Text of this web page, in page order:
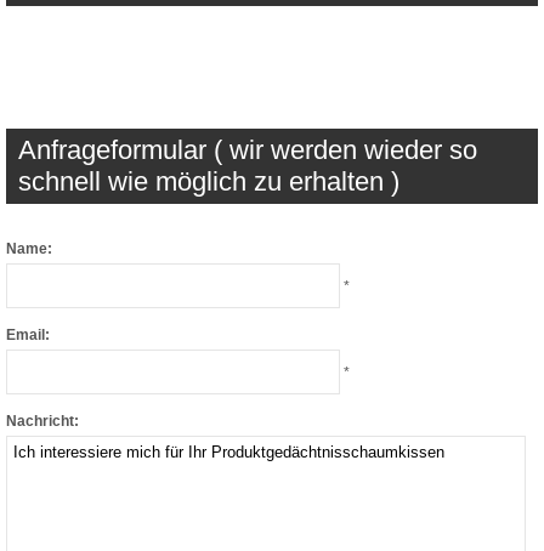
Anfrageformular ( wir werden wieder so
schnell wie möglich zu erhalten )
Name:
*
Email:
*
Nachricht: